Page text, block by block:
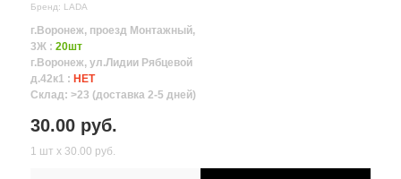
Бренд: LADA
г.Воронеж, проезд Монтажный,
3Ж : 20шт
г.Воронеж, ул.Лидии Рябцевой
д.42к1 : НЕТ
Склад: >23 (доставка 2-5 дней)
30.00 руб.
1 шт х 30.00 руб.